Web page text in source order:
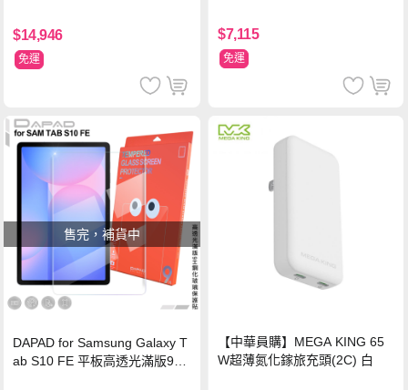
$14,946
免運
$7,115
免運
售完，補貨中
DAPAD for Samsung Galaxy T
ab S10 FE 平板高透光滿版9H
【中華員購】MEGA KING 65
W超薄氮化鎵旅充頭(2C) 白